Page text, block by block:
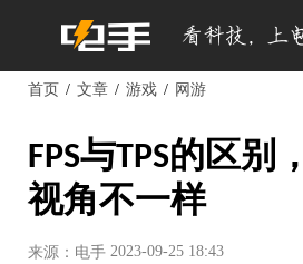
首页 文章 游戏 网游
FPS与TPS的区别
视角不一样
来源：电手 2023-09-25 18:43